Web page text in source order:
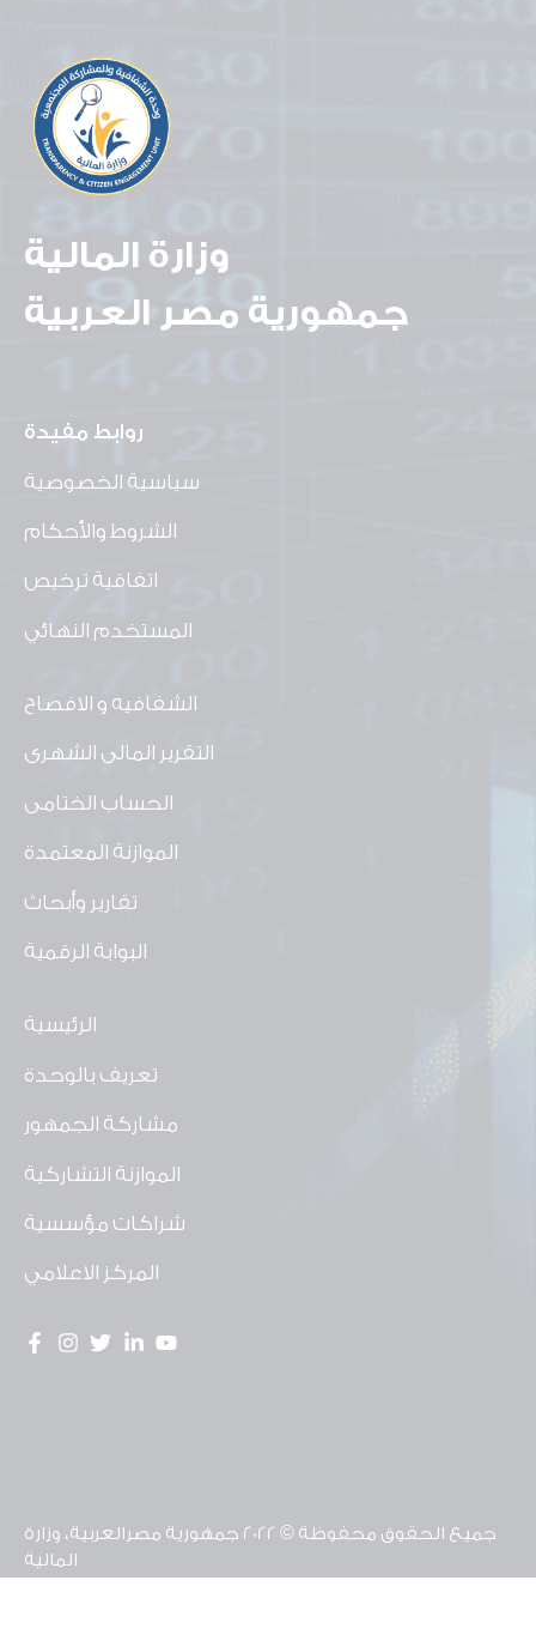
وزارة المالية
جمهورية مصر العربية
روابط مفيدة
سياسية الخصوصية
الشروط والأحكام
اتفاقية ترخيص
المستخدم النهائي
الشفافيه و الافصاح
التقرير المالى الشهرى
الحساب الختامى
الموازنة المعتمدة
تقارير وأبحاث
البوابة الرقمية
الرئيسية
تعريف بالوحدة
مشاركة الجمهور
الموازنة التشاركية
شراكات مؤسسية
المركز الاعلامي
جميع الحقوق محفوظة © 2022 جمهورية مصرالعربية، وزارة
المالية